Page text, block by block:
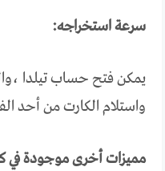
سرعة استخراجه:
يمكن فتح حساب تيلدا
واستلام الكارت من أحد
مميزات أخرى موجودة في